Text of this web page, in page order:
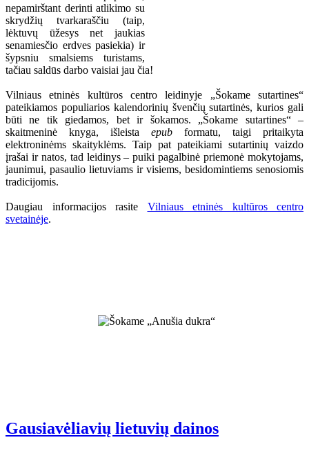
nepamirštant derinti atlikimo su
skrydžių tvarkaraščiu (taip,
lėktuvų ūžesys net jaukias
senamiesčio erdves pasiekia) ir
šypsniu smalsiems turistams,
tačiau saldūs darbo vaisiai jau čia!
Vilniaus etninės kultūros centro leidinyje „Šokame sutartines“
pateikiamos populiarios kalendorinių švenčių sutartinės, kurios gali
būti ne tik giedamos, bet ir šokamos. „Šokame sutartines“ –
skaitmeninė knyga, išleista epub formatu, taigi pritaikyta
elektroninėms skaityklėms. Taip pat pateikiami sutartinių vaizdo
įrašai ir natos, tad leidinys – puiki pagalbinė priemonė mokytojams,
jaunimui, pasaulio lietuviams ir visiems, besidomintiems senosiomis
tradicijomis.
Daugiau informacijos rasite Vilniaus etninės kultūros centro
svetainėje.
Gausiavėliavių lietuvių dainos